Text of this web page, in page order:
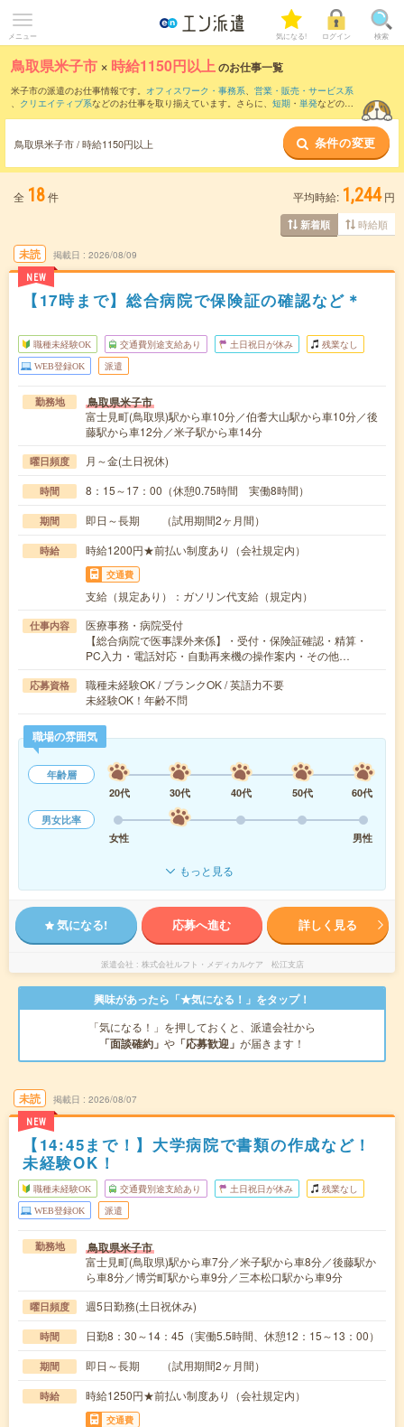
メニュー 気になる! ログイン 検索
鳥取県米子市 × 時給1150円以上のお仕事一覧
米子市の派遣のお仕事情報です。 オフィスワーク・事務系、 営業・販売・サービス系
、 クリエイティブ系などのお仕事を取り揃えています。さらに、 短期 ・ 単発などの期
鳥取県米子市 / 時給1150円以上 条件の変更
全 18件 平均時給: 1,244 円
新着順 時給順
未読
NEW
掲載日 2026/08/09
【17時まで】総合病院で保険証の確認など＊
職種未経験OK 交通費別途支給あり 土日祝日が休み 残業なし
WEB登録OK 派遣
勤務地 鳥取県米子市
富士見町(鳥取県)駅から車10分／伯耆大山駅から車10分／後
藤駅から車12分／米子駅から車14分
曜日頻度 月～金(土日祝休)
時間 8：15～17：00（休憩0.75時間 実働8時間）
期間 即日～長期 （試用期間2ヶ月間）
時給 時給1200円★前払い制度あり（会社規定内）
交通費
支給（規定あり）：ガソリン代支給（規定内）
仕事内容
医療事務・病院受付
【総合病院で医事課外来係】・受付・保険証確認・精算・
PC入力・電話対応・自動再来機の操作案内・その他…
応募資格
職種未経験OK / ブランクOK / 英語力不要
未経験OK！年齢不問
職場の雰囲気
年齢層
20代
30代 40代 50代
60代
男女比率
女性
男性
もっと見る
気になる! 応募へ進む 詳しく見る
派遣会社 株式会社ルフト・メディカルケア 松江支店
興味があったら「★気になる！」をタップ！
「気になる！」を押しておくと、派遣会社から
「面談確約」 や 「応募歓迎」 が届きます！
未読
NEW
掲載日 2026/08/07
【14:45まで！】大学病院で書類の作成など！
未経験OK！
職種未経験OK 交通費別途支給あり 土日祝日が休み 残業なし
WEB登録OK 派遣
勤務地 鳥取県米子市
富士見町(鳥取県)駅から車7分／米子駅から車8分／後藤駅か
ら車8分／博労町駅から車9分／三本松口駅から車9分
曜日頻度 週5日勤務(土日祝休み)
時間 日勤8：30～14：45（実働5.5時間、休憩12：15～13：00）
期間 即日～長期 （試用期間2ヶ月間）
時給 時給1250円★前払い制度あり（会社規定内）
交通費